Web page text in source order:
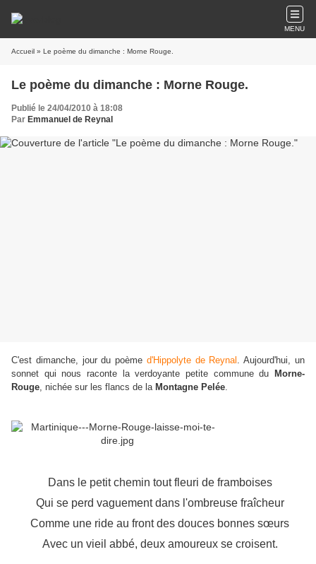
MENU
Accueil » Le poème du dimanche : Morne Rouge.
Le poème du dimanche : Morne Rouge.
Publié le 24/04/2010 à 18:08
Par Emmanuel de Reynal
C'est dimanche, jour du poème d'Hippolyte de Reynal . Aujourd'hui, un
sonnet qui nous raconte la verdoyante petite commune du
Morne-
Rouge, nichée sur les flancs de la Montagne Pelée.
Dans le petit chemin tout fleuri de framboises
Qui se perd vaguement dans l'ombreuse fraîcheur
Comme une ride au front des douces bonnes sœurs
Avec un vieil abbé, deux amoureux se croisent.